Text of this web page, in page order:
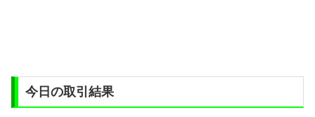
今日の取引結果